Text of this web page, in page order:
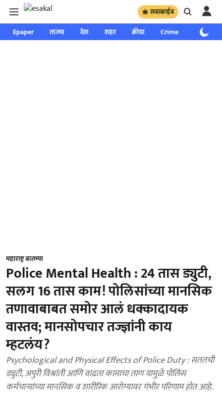
सबस्क्राईब
Epaper ताज्या देश शहर क्रीडा Crime साप्ताहिक
महाराष्ट्र बातम्या
Police Mental Health : 24 तास ड्युटी,
सलग 16 तास काम! पोलिसांच्या मानसिक
तणावाबाबत समोर आलं धक्कादायक
वास्तव; मानसोपचार तज्ज्ञांनी काय
म्हटलंय?
Psychological and Physical Effects of Police Duty : सततची
ड्युटी, अपुरी विश्रांती आणि वाढता कामाचा ताण यामुळे पोलिस
कर्मचाऱ्यांच्या मानसिक व शारीरिक आरोग्यावर गंभीर परिणाम होत आहे.